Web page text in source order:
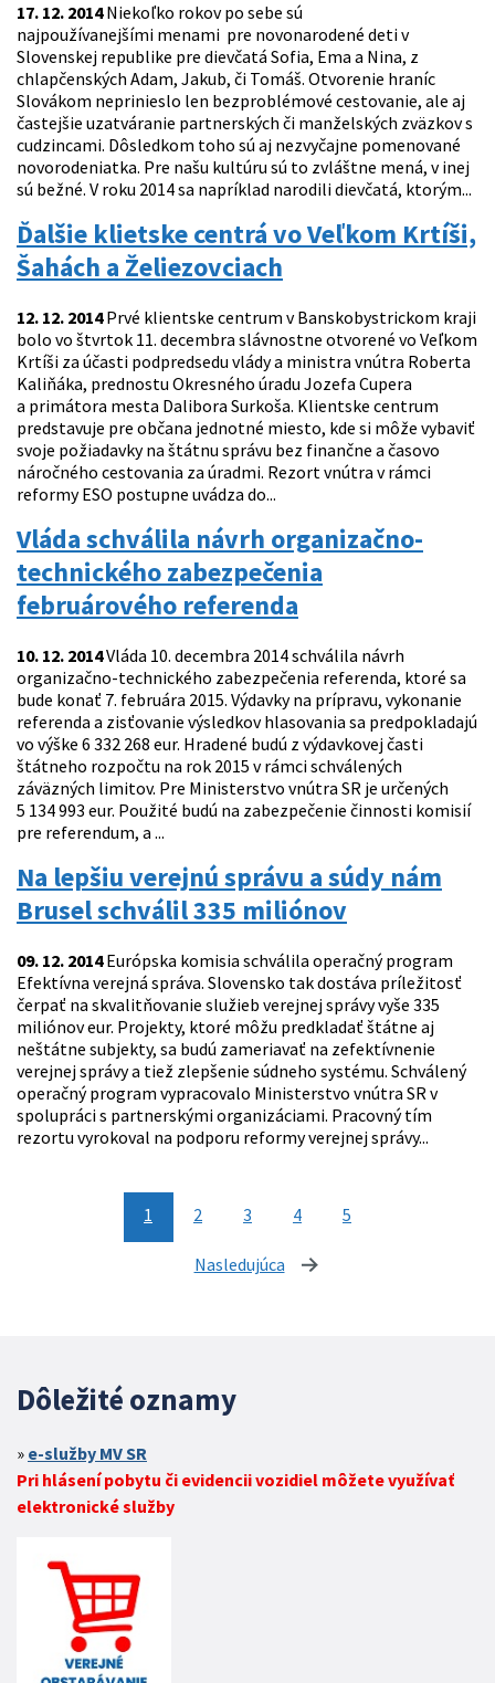
17. 12. 2014Niekoľko rokov po sebe sú
najpoužívanejšími menami pre novonarodené deti v
Slovenskej republike pre dievčatá Sofia, Ema a Nina, z
chlapčenských Adam, Jakub, či Tomáš. Otvorenie hraníc
Slovákom neprinieslo len bezproblémové cestovanie, ale aj
častejšie uzatváranie partnerských či manželských zväzkov s
cudzincami. Dôsledkom toho sú aj nezvyčajne pomenované
novorodeniatka. Pre našu kultúru sú to zvláštne mená, v inej
sú bežné. V roku 2014 sa napríklad narodili dievčatá, ktorým...
Ďalšie klietske centrá vo Veľkom Krtíši,
Šahách a Želiezovciach
12. 12. 2014Prvé klientske centrum v Banskobystrickom kraji
bolo vo štvrtok 11. decembra slávnostne otvorené vo Veľkom
Krtíši za účasti podpredsedu vlády a ministra vnútra Roberta
Kaliňáka, prednostu Okresného úradu Jozefa Cupera
a primátora mesta Dalibora Surkoša. Klientske centrum
predstavuje pre občana jednotné miesto, kde si môže vybaviť
svoje požiadavky na štátnu správu bez finančne a časovo
náročného cestovania za úradmi. Rezort vnútra v rámci
reformy ESO postupne uvádza do...
Vláda schválila návrh organizačno-
technického zabezpečenia
februárového referenda
10. 12. 2014Vláda 10. decembra 2014 schválila návrh
organizačno-technického zabezpečenia referenda, ktoré sa
bude konať 7. februára 2015. Výdavky na prípravu, vykonanie
referenda a zisťovanie výsledkov hlasovania sa predpokladajú
vo výške 6 332 268 eur. Hradené budú z výdavkovej časti
štátneho rozpočtu na rok 2015 v rámci schválených
záväzných limitov. Pre Ministerstvo vnútra SR je určených
5 134 993 eur. Použité budú na zabezpečenie činnosti komisií
pre referendum, a ...
Na lepšiu verejnú správu a súdy nám
Brusel schválil 335 miliónov
09. 12. 2014Európska komisia schválila operačný program
Efektívna verejná správa. Slovensko tak dostáva príležitosť
čerpať na skvalitňovanie služieb verejnej správy vyše 335
miliónov eur. Projekty, ktoré môžu predkladať štátne aj
neštátne subjekty, sa budú zameriavať na zefektívnenie
verejnej správy a tiež zlepšenie súdneho systému. Schválený
operačný program vypracovalo Ministerstvo vnútra SR v
spolupráci s partnerskými organizáciami. Pracovný tím
rezortu vyrokoval na podporu reformy verejnej správy...
1 2 3 4 5
Nasledujúca stránka
Dôležité oznamy
e-služby MV SR
Pri hlásení pobytu či evidencii vozidiel môžete využívať
elektronické služby